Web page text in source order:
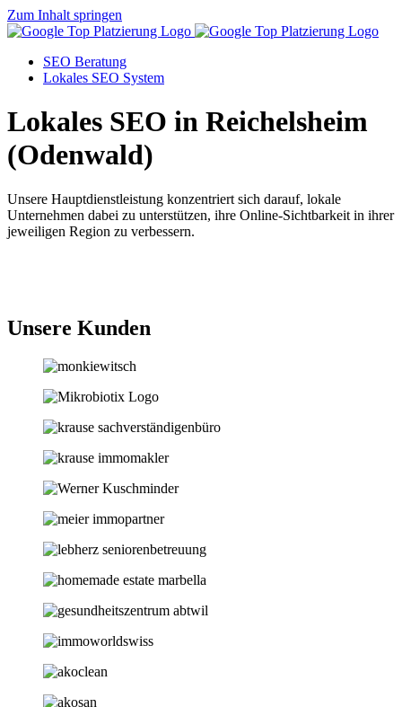
Zum Inhalt springen
SEO Beratung
Lokales SEO System
Lokales SEO in Reichelsheim
(Odenwald)
Unsere Hauptdienstleistung konzentriert sich darauf, lokale
Unternehmen dabei zu unterstützen, ihre Online-Sichtbarkeit in ihrer
jeweiligen Region zu verbessern.
Unsere Kunden